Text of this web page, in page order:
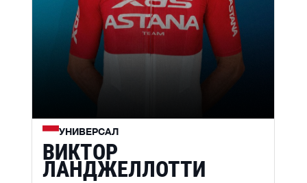
УНИВЕРСАЛ
ВИКТОР
ЛАНДЖЕЛЛОТТИ